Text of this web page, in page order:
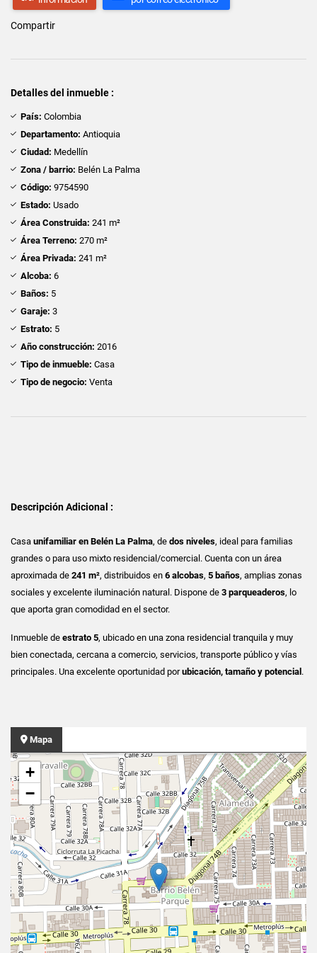
Compartir
Detalles del inmueble :
País: Colombia
Departamento: Antioquia
Ciudad: Medellín
Zona / barrio: Belén La Palma
Código: 9754590
Estado: Usado
Área Construida: 241 m²
Área Terreno: 270 m²
Área Privada: 241 m²
Alcoba: 6
Baños: 5
Garaje: 3
Estrato: 5
Año construcción: 2016
Tipo de inmueble: Casa
Tipo de negocio: Venta
Descripción Adicional :
Casa unifamiliar en Belén La Palma, de dos niveles, ideal para familias
grandes o para uso mixto residencial/comercial. Cuenta con un área
aproximada de 241 m², distribuidos en 6 alcobas, 5 baños, amplias zonas
sociales y excelente iluminación natural. Dispone de 3 parqueaderos, lo
que aporta gran comodidad en el sector.
Inmueble de estrato 5, ubicado en una zona residencial tranquila y muy
bien conectada, cercana a comercio, servicios, transporte público y vías
principales. Una excelente oportunidad porubicación, tamaño y potencial .
Mapa
+
−